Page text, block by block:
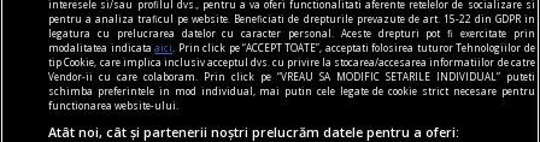
disponibile la Snick Ambalaje
Acest concept este unul care reușește să atragă
mulți clienți, consumatori totodată.
interesele si/sau profilul dvs., pentru a va oferi functionalitati aferente retelelor de socializare si
pentru a analiza traficul pe website. Beneficiati de drepturile prevazute de art. 15-22 din GDPR in
legatura cu prelucrarea datelor cu caracter personal. Aceste drepturi pot fi exercitate prin
modalitatea indicataaici
. Prin click pe “ACCEPT TOATE”, acceptati folosirea tuturor Tehnologiilor de
tip Cookie, care implica inclusiv acceptul dvs. cu privire la stocarea/accesarea informatiilor de catre
Vendor-ii cu care colaboram. Prin click pe “VREAU SA MODIFIC SETARILE INDIVIDUAL” puteti
schimba preferintele in mod individual, mai putin cele legate de cookie strict necesare pentru
functionarea website-ului.
Atât noi, cât și partenerii noștri prelucrăm datele pentru a oferi: